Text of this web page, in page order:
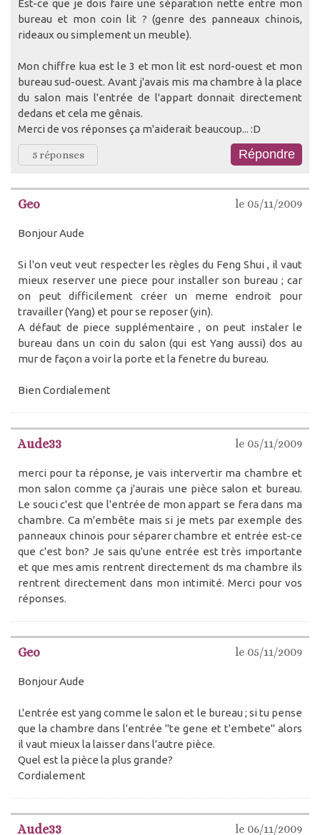
Est-ce que je dois faire une séparation nette entre mon
bureau et mon coin lit ? (genre des panneaux chinois,
rideaux ou simplement un meuble).
Mon chiffre kua est le 3 et mon lit est nord-ouest et mon
bureau sud-ouest. Avant j'avais mis ma chambre à la place
du salon mais l'entrée de l'appart donnait directement
dedans et cela me gênais.
Merci de vos réponses ça m'aiderait beaucoup... :D
5 réponses
Geo le 05/11/2009
Bonjour Aude
Si l'on veut veut respecter les règles du Feng Shui , il vaut
mieux reserver une piece pour installer son bureau ; car
on peut difficilement créer un meme endroit pour
travailler (Yang) et pour se reposer (yin).
A défaut de piece supplémentaire , on peut instaler le
bureau dans un coin du salon (qui est Yang aussi) dos au
mur de façon a voir la porte et la fenetre du bureau.
Bien Cordialement
Aude33 le 05/11/2009
merci pour ta réponse, je vais intervertir ma chambre et
mon salon comme ça j'aurais une pièce salon et bureau.
Le souci c'est que l'entrée de mon appart se fera dans ma
chambre. Ca m'embête mais si je mets par exemple des
panneaux chinois pour séparer chambre et entrée est-ce
que c'est bon? Je sais qu'une entrée est très importante
et que mes amis rentrent directement ds ma chambre ils
rentrent directement dans mon intimité. Merci pour vos
réponses.
Geo le 05/11/2009
Bonjour Aude
L'entrée est yang comme le salon et le bureau ; si tu pense
que la chambre dans l'entrée "te gene et t'embete" alors
il vaut mieux la laisser dans l'autre pièce.
Quel est la pièce la plus grande?
Cordialement
Aude33 le 06/11/2009